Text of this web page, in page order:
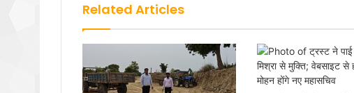
Related Articles